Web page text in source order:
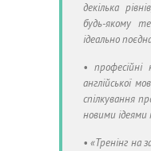
декілька
будь-якому
ідеально
• професійні
англійської
спілкування
новими
• «Тренінг на